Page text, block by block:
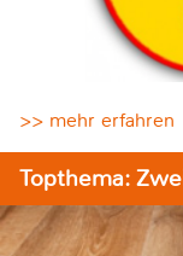
>> mehr erfahren
Topthema: